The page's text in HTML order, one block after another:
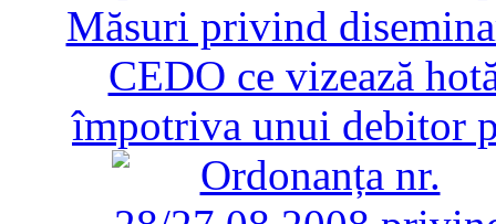
Măsuri privind
CEDO ce vizează
împotriva unui debitor